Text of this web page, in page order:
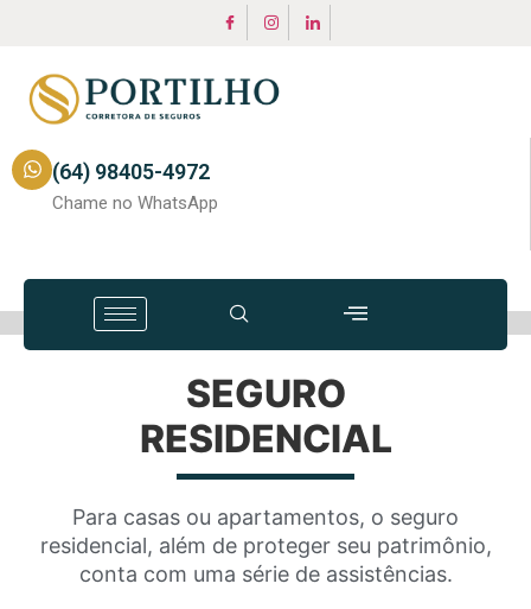
(64) 98405-4972
Chame no WhatsApp
SEGURO
RESIDENCIAL
Para casas ou apartamentos, o seguro
residencial, além de proteger seu patrimônio,
conta com uma série de assistências.